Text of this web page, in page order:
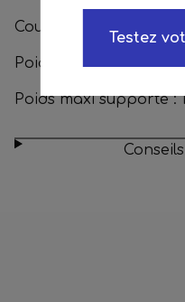
Couleurs : Gris
Poids : 2,6 kg.
Poids maxi supporté :
Testez